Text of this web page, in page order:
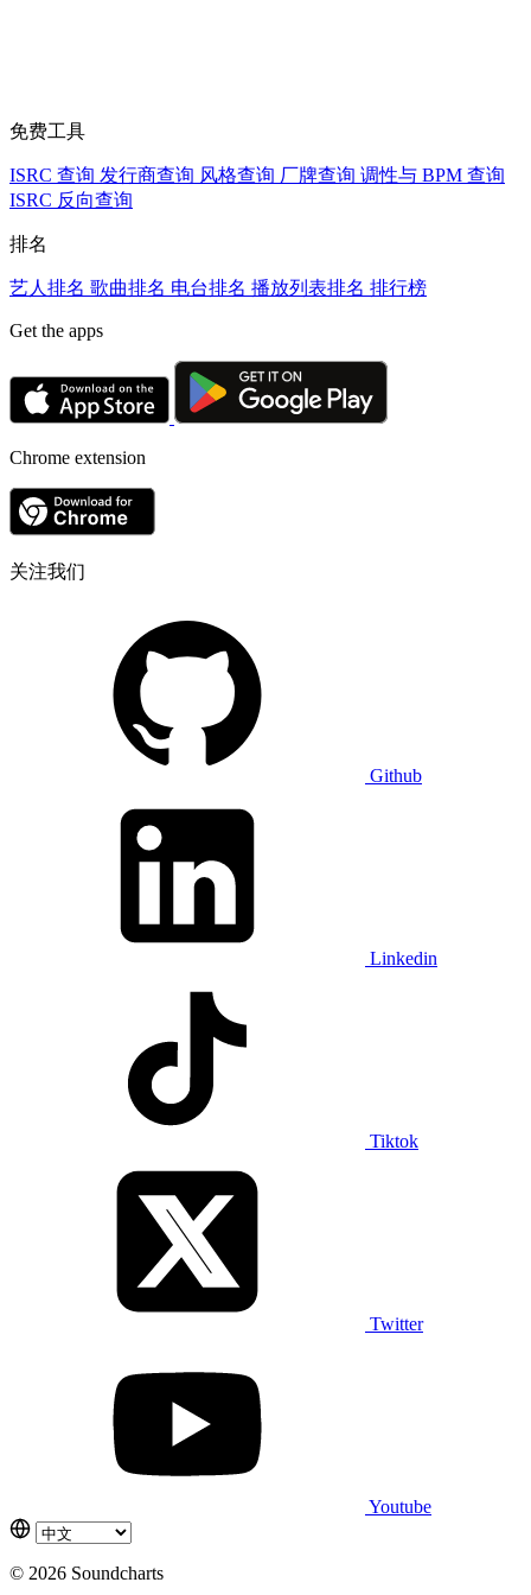
免费工具
ISRC 查询 发行商查询 风格查询 厂牌查询 调性与 BPM 查询
ISRC 反向查询
排名
艺人排名 歌曲排名 电台排名 播放列表排名 排行榜
Get the apps
Chrome extension
关注我们
Github
Linkedin
Tiktok
Twitter
Youtube
© 2026 Soundcharts